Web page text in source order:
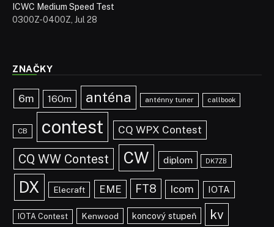
ICWC Medium Speed Test
0300Z-0400Z, Jul 28
ZNAČKY
6m 160m anténa anténny tuner callbook
CB contest CQ WPX Contest
CQ WW Contest CW diplom DK7ZB
DX Elecraft EME FT8 Icom IOTA
IOTA Contest Kenwood koncový stupeň kv